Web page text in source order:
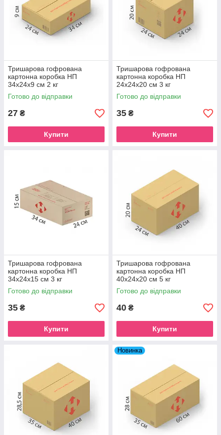
Тришарова гофрована
картонна коробка НП
34х24х9 см 2 кг
Готово до відправки
27 ₴
Купити
Тришарова гофрована
картонна коробка НП
24х24х20 см 3 кг
Готово до відправки
35 ₴
Купити
Тришарова гофрована
картонна коробка НП
34х24х15 см 3 кг
Готово до відправки
35 ₴
Купити
Тришарова гофрована
картонна коробка НП
40х24х20 см 5 кг
Готово до відправки
40 ₴
Купити
Новинка